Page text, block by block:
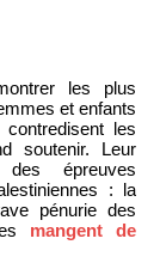
les plus
et enfants
les
soutenir. Leur
épreuves
: la
pénurie des
mangent de